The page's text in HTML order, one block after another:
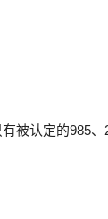
被认定的985